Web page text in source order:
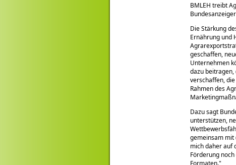
BMLEH treibt
Die Stärkung
Ernährung und
geschaffen,
Unternehmen
dazu
verschaffen,
Rahmen des
Dazu sagt
unterstützen,
gemeinsam
mich daher auf
Förderung
Formaten.